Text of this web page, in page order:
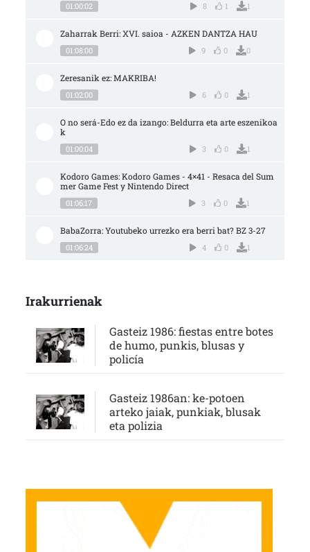
01:00:02 8 1 1
Zaharrak Berri: XVI. saioa - AZKEN DANTZA HAU
01:08:00 9 0 0
Zeresanik ez: MAKRIBA!
01:02:00 6 0 1
O no será-Edo ez da izango: Beldurra eta arte eszenikoa
k
01:00:04 3 0 1
Kodoro Games: Kodoro Games - 4×41 - Resaca del Sum
mer Game Fest y Nintendo Direct
01:06:17 3 0 1
BabaZorra: Youtubeko urrezko era berri bat? BZ 3-27
01:06:24 4 0 1
Irakurrienak
Gasteiz 1986: fiestas entre botes
de humo, punkis, blusas y
policía
Gasteiz 1986an: ke-potoen
arteko jaiak, punkiak, blusak
eta polizia